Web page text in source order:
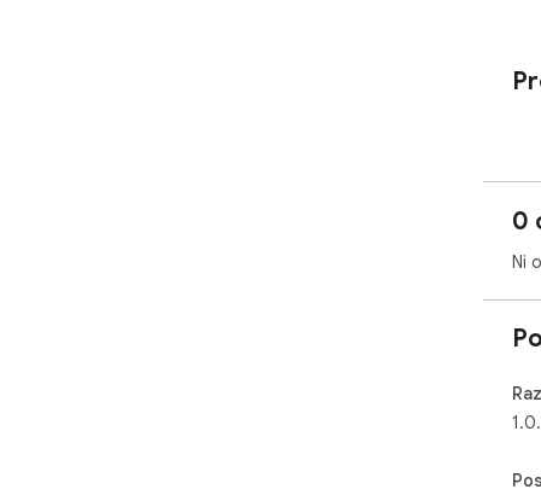
0
Ni